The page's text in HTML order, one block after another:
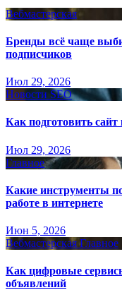
Вебмастерская
Бренды всё чаще
подписчиков
Июл 29, 2026
Новости SEO
Как подготовить
Июл 29, 2026
Главное
Какие инструменты
работе в интернете
Июн 5, 2026
Вебмастерская Главное
Как цифровые
объявлений